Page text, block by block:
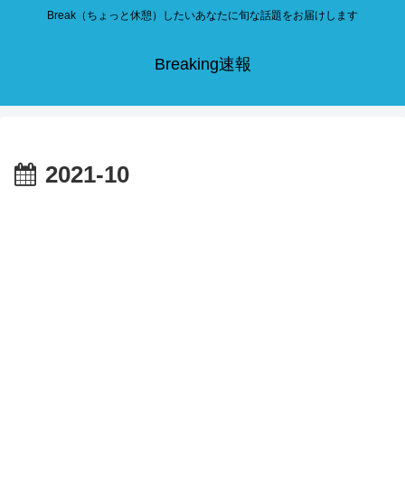
Break（ちょっと休憩）したいあなたに旬な話題をお届けします
Breaking速報
2021-10